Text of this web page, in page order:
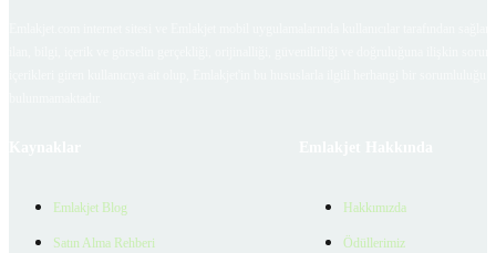
Emlakjet Blog
Satın Alma Rehberi
Hakkımızda
Ödüllerimiz